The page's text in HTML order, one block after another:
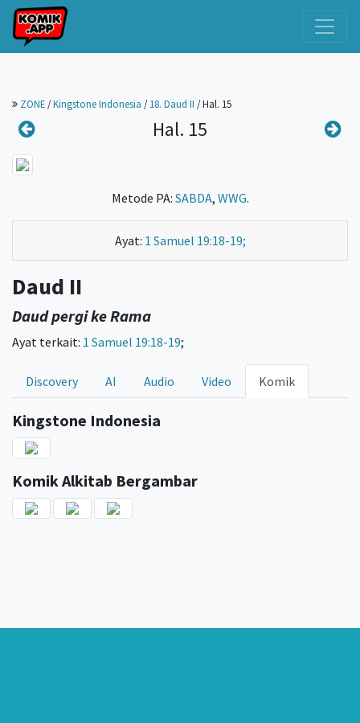
ZONE /Kingstone Indonesia /18. Daud II /Hal. 15
Hal. 15
Metode PA: SABDA, WWG.
Ayat: 1 Samuel 19:18-19;
Daud II
Daud pergi ke Rama
Ayat terkait: 1 Samuel 19:18-19;
Discovery AI Audio Video Komik
Kingstone Indonesia
Komik Alkitab Bergambar